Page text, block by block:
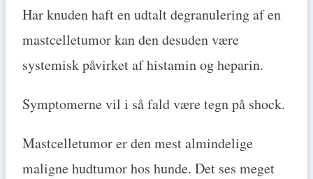
Har knuden haft en udtalt degranulering af en
mastcelletumor kan den desuden være
systemisk påvirket af histamin og heparin.
Symptomerne vil i så fald være tegn på shock.
Mastcelletumor er den mest almindelige
maligne hudtumor hos hunde. Det ses meget